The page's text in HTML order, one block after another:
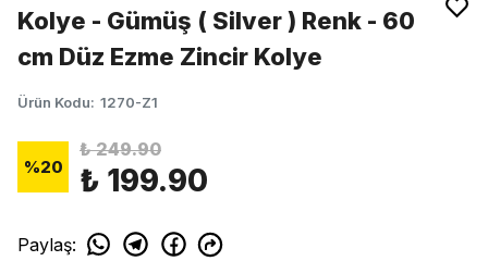
Kolye - Gümüş ( Silver ) Renk - 60
cm Düz Ezme Zincir Kolye
Ürün Kodu: 1270-Z1
%20
₺ 249.90
₺ 199.90
Paylaş: